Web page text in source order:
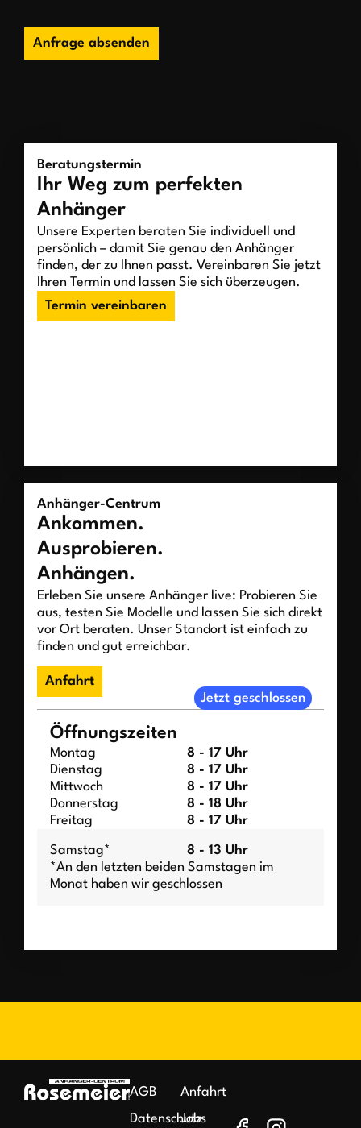
Anfrage absenden
Beratungstermin
Ihr Weg zum perfekten
Anhänger
Unsere Experten beraten Sie individuell und
persönlich – damit Sie genau den Anhänger
finden, der zu Ihnen passt. Vereinbaren Sie jetzt
Ihren Termin und lassen Sie sich überzeugen.
Termin vereinbaren
Anhänger-Centrum
Ankommen.
Ausprobieren.
Anhängen.
Erleben Sie unsere Anhänger live: Probieren Sie
aus, testen Sie Modelle und lassen Sie sich direkt
vor Ort beraten. Unser Standort ist einfach zu
finden und gut erreichbar.
Anfahrt
Jetzt geschlossen
Öffnungszeiten
Montag
8 - 17 Uhr
Dienstag
8 - 17 Uhr
Mittwoch
8 - 17 Uhr
Donnerstag
8 - 18 Uhr
Freitag
8 - 17 Uhr
Samstag*
8 - 13 Uhr
*An den letzten beiden Samstagen im
Monat haben wir geschlossen
AGB
Datenschutz
Anfahrt
Jobs